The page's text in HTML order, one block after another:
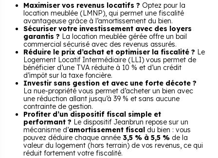
Maximiser vos revenus locatifs ? Optez pour la
location meublée (LMNP), qui permet une fiscalité
avantageuse grâce à l’amortissement du bien.
Sécuriser votre investissement avec des loyers
garantis ? La location meublée gérée offre un bail
commercial sécurisé avec des revenus assurés.
Réduire le prix d’achat et optimiser la fiscalité ? Le
Logement Locatif Intermédiaire (LLI) vous permet de
bénéficier d’une TVA réduite à 10 % et d’un crédit
d’impôt sur la taxe foncière.
Investir sans gestion et avec une forte décote ?
La nue-propriété vous permet d’acheter un bien avec
une réduction allant jusqu’à 39 % et sans aucune
contrainte de gestion.
Profiter d’un dispositif fiscal simple et
performant ? Le dispositif Jeanbrun repose sur un
mécanisme d’amortissement fiscal du bien : vous
pouvez déduire chaque année 3,5 % à 5,5 % de la
valeur du logement (hors terrain) de vos revenus, ce qui
réduit fortement votre fiscalité.